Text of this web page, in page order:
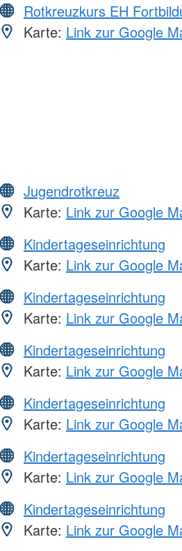
Rotkreuzkurs EH
Karte: Link zur Google
Jugendrotkreuz
Karte: Link zur Google
Kindertageseinrichtung
Karte: Link zur Google
Kindertageseinrichtung
Karte: Link zur Google
Kindertageseinrichtung
Karte: Link zur Google
Kindertageseinrichtung
Karte: Link zur Google
Kindertageseinrichtung
Karte: Link zur Google
Kindertageseinrichtung
Karte: Link zur Google